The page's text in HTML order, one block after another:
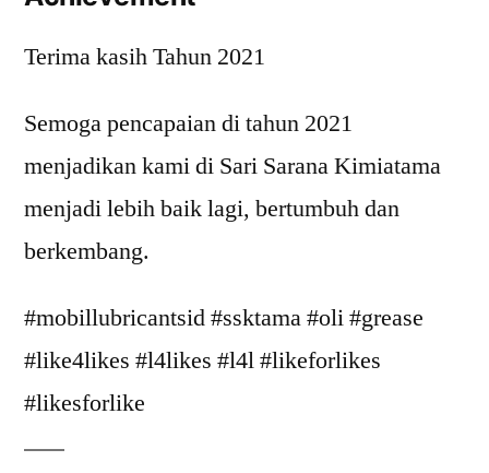
Terima kasih Tahun 2021
Semoga pencapaian di tahun 2021
menjadikan kami di Sari Sarana Kimiatama
menjadi lebih baik lagi, bertumbuh dan
berkembang.
#mobillubricantsid #ssktama #oli #grease
#like4likes #l4likes #l4l #likeforlikes
#likesforlike